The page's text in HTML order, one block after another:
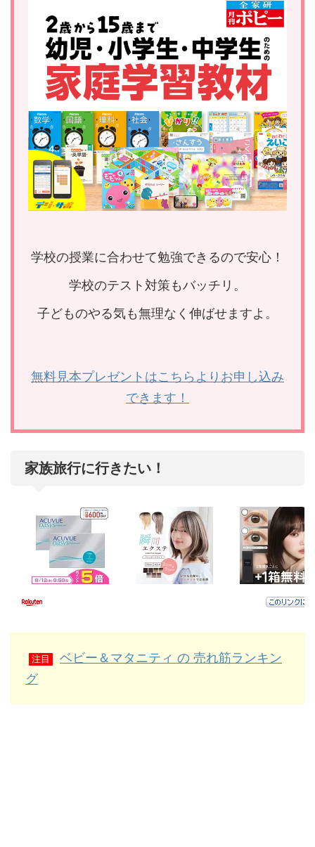
学校の授業に合わせて勉強できるので安心！
学校のテスト対策もバッチリ。
子どものやる気も無理なく伸ばせますよ。
無料見本プレゼントはこちらよりお申し込み
できます！
家族旅行に行きたい！
注目
ベビー＆マタニティ の 売れ筋ランキン
グ